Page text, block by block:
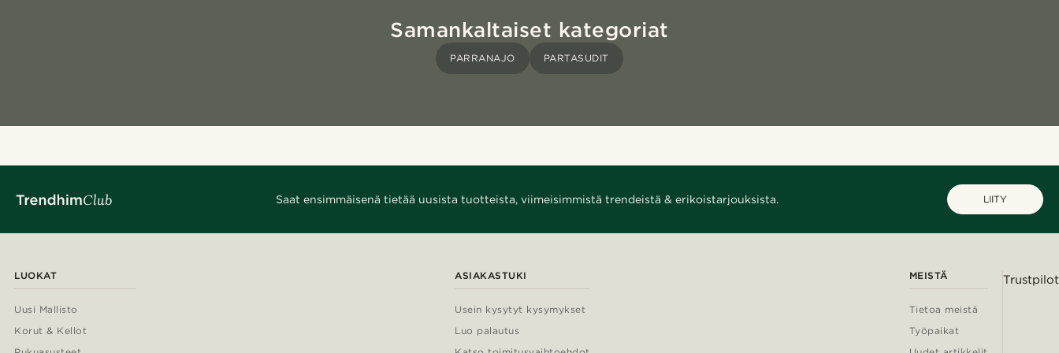
Samankaltaiset kategoriat
PARRANAJO PARTASUDIT
Saat ensimmäisenä tietää uusista tuotteista, viimeisimmistä trendeistä & erikoistarjouksista. LIITY
LUOKAT
Uusi Mallisto
Korut & Kellot
ASIAKASTUKI
Usein kysytyt kysymykset
Luo palautus
MEISTÄ
Tietoa meistä
Työpaikat
Trustpilot